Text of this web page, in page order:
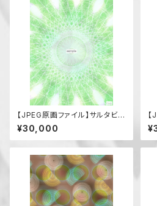
【JPEG原画ファイル】サルタビコ
ノカミ
¥30,000